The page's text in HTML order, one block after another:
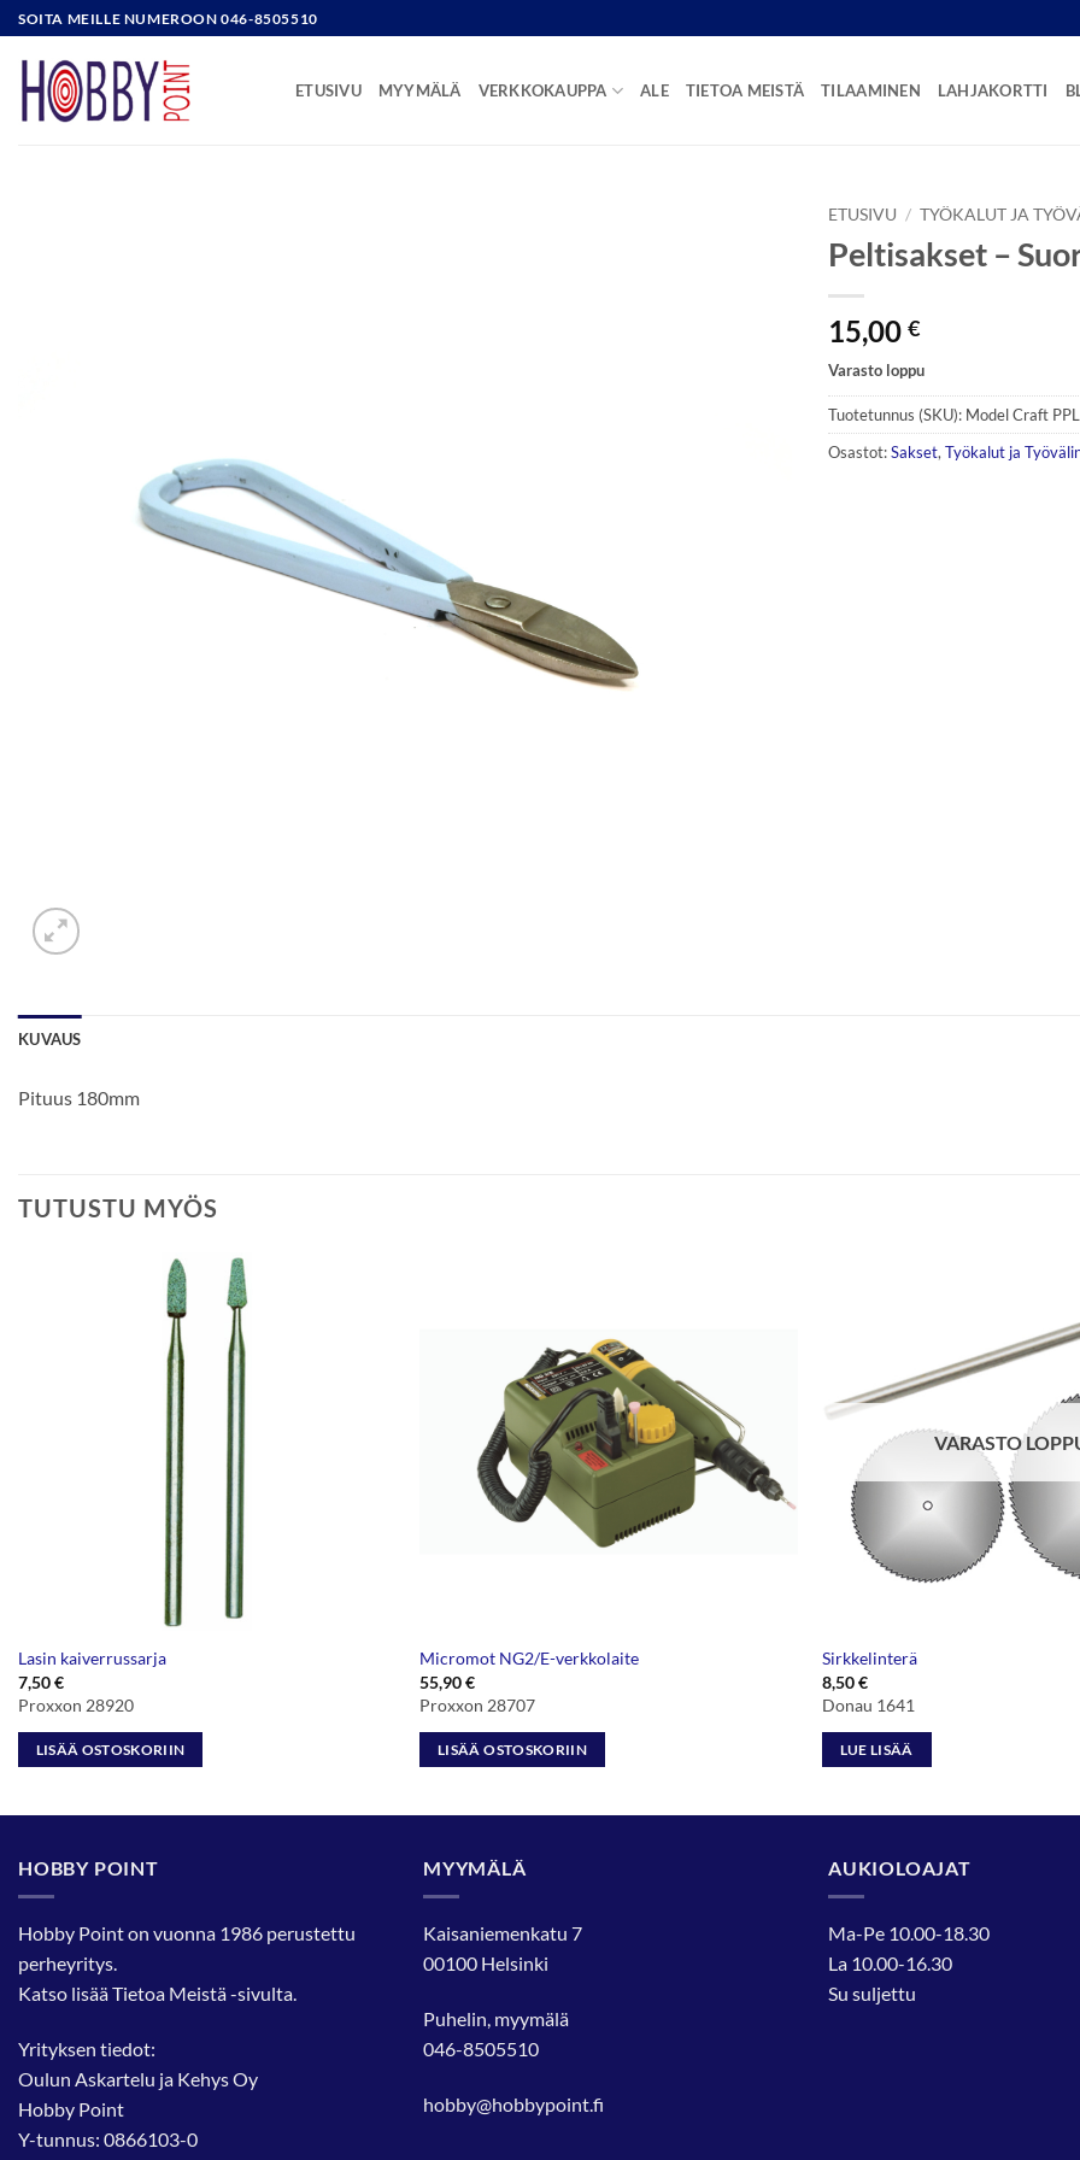
Skip
to
content
SOITA MEILLE NUMEROON 046-8505510
ETUSIVU MYYMÄLÄ VERKKOKAUPPA ALE TIETOA MEISTÄ TILAAMINEN LAHJAKORTTI
ETUSIVU / TYÖKALUT JA
Peltisakset –
15,00 €
Varasto loppu
Tuotetunnus (SKU): Model Craft
Osastot:Sakset, Työkalut ja
KUVAUS
Pituus 180mm
TUTUSTU MYÖS
Lasin kaiverrussarja
7,50€
Proxxon 28920
LISÄÄ OSTOSKORIIN
Micromot NG2/E-verkkolaite
55,90€
Proxxon 28707
LISÄÄ OSTOSKORIIN
VARASTO
Sirkkelinterä
8,50€
Donau 1641
LUE LISÄÄ
HOBBY POINT
Hobby Point on vuonna 1986 perustettu
perheyritys.
Katso lisääTietoa Meistä-sivulta.
Yrityksen tiedot:
Oulun Askartelu ja Kehys Oy
Hobby Point
Y-tunnus: 0866103-0
MYYMÄLÄ
Kaisaniemenkatu 7
00100 Helsinki
Puhelin, myymälä
046-8505510
hobby@hobbypoint.fi
AUKIOLOAJAT
Ma-Pe 10.00-18.30
La 10.00-16.30
Su suljettu